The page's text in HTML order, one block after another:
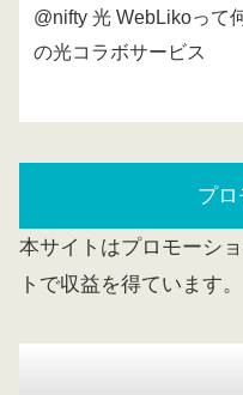
@nifty 光 WebLikoって
の光コラボサービス
プ
本サイトはプロモーシ
トで収益を得ています。